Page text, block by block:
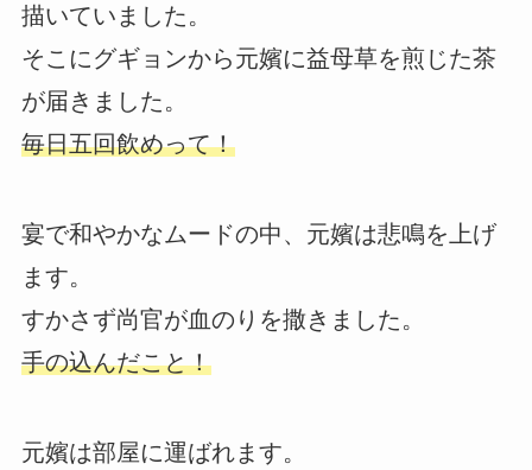
描いていました。
そこにグギョンから元嬪に益母草を煎じた茶
が届きました。
毎日五回飲めって！
宴で和やかなムードの中、元嬪は悲鳴を上げ
ます。
すかさず尚官が血のりを撒きました。
手の込んだこと！
元嬪は部屋に運ばれます。